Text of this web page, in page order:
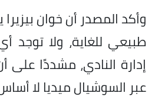
وأكد المصدر أن خوان
طبيعي للغاية، ولا توجد
إدارة النادي، مشددًا على
عبر السوشيال ميديا لا